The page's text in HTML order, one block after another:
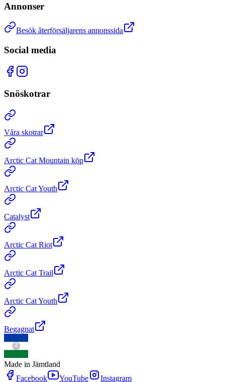
Annonser
Besök återförsäljarens annonssida
Social media
Snöskotrar
Våra skotrar
Arctic Cat Mountain köp
Arctic Cat Youth
Catalyst
Arctic Cat Riot
Arctic Cat Trail
Arctic Cat Youth
Begagnat
Made in Jämtland
Facebook
YouTube Instagram